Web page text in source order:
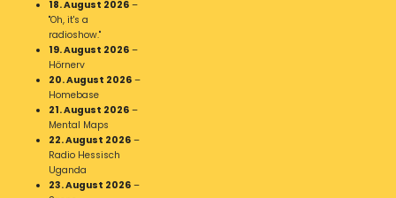
18. August 2026 –
"Oh, it's a
radioshow."
19. August 2026 –
Hörnerv
20. August 2026 –
Homebase
21. August 2026 –
Mental Maps
22. August 2026 –
Radio Hessisch
Uganda
23. August 2026 –